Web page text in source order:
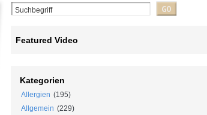
Featured Video
Kategorien
Allergien (195)
Allgemein (229)